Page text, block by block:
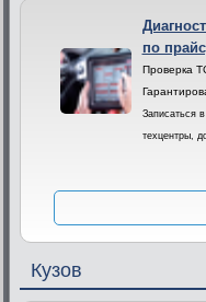
по
Проверка
Записаться
техцентры,
Кузов